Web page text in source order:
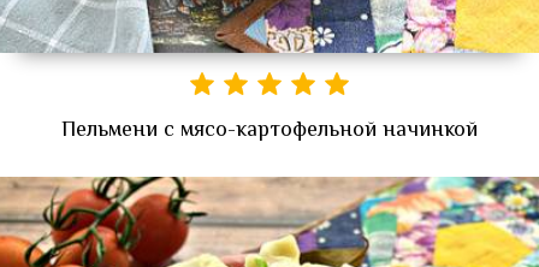
Пельмени с мясо-картофельной начинкой